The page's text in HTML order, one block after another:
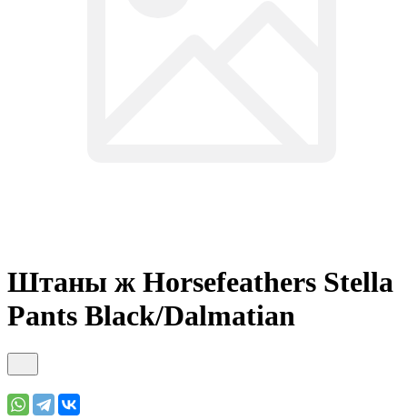
Штаны ж Horsefeathers Stella
Pants Black/Dalmatian